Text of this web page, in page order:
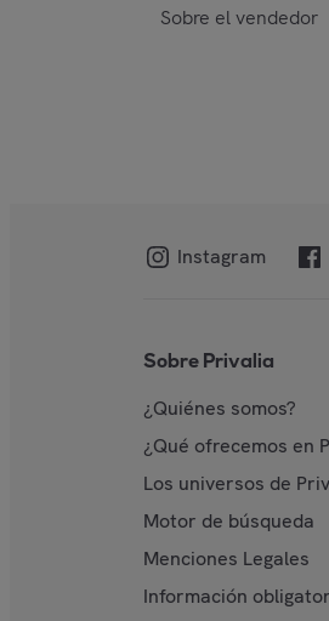
Sobre el vendedor
Instagram
Sobre Privalia
¿Quiénes somos?
¿Qué ofrecemos en
Los universos de
Motor de búsqueda
Menciones Legales
Información